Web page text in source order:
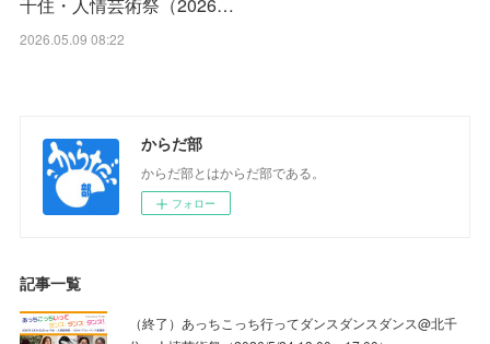
2026.05.09 08:22
からだ部
からだ部とはからだ部である。
フォロー
記事一覧
（終了）あっちこっち行ってダンスダンスダンス@北千